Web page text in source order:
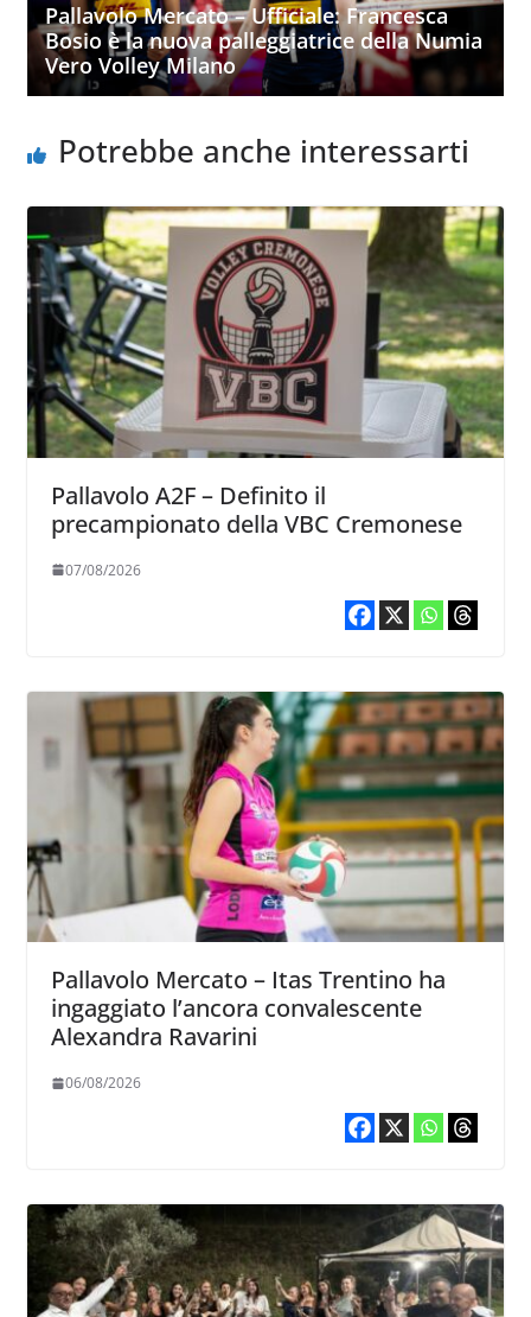
Pallavolo Mercato – Ufficiale: Francesca
Bosio è la nuova palleggiatrice della Numia
Vero Volley Milano
Potrebbe anche interessarti
Pallavolo A2F – Definito il
precampionato della VBC Cremonese
07/08/2026
Pallavolo Mercato – Itas Trentino ha
ingaggiato l’ancora convalescente
Alexandra Ravarini
06/08/2026